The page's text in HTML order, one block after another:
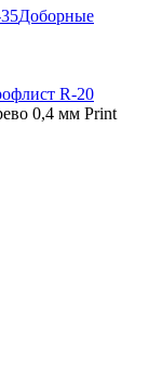
Доборные
R-20
0,4 мм Print